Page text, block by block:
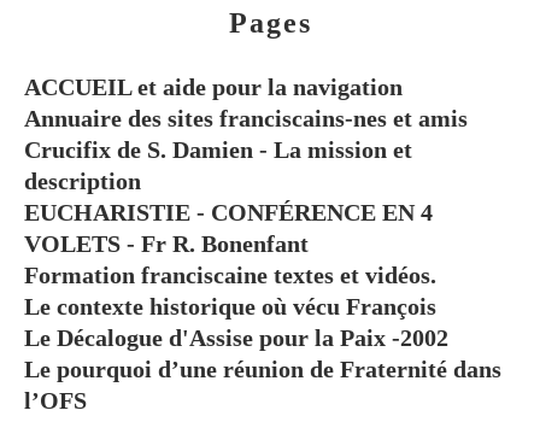
Pages
ACCUEIL et aide pour la navigation
Annuaire des sites franciscains-nes et amis
Crucifix de S. Damien - La mission et
description
EUCHARISTIE - CONFÉRENCE EN 4
VOLETS - Fr R. Bonenfant
Formation franciscaine textes et vidéos.
Le contexte historique où vécu François
Le Décalogue d'Assise pour la Paix -2002
Le pourquoi d’une réunion de Fraternité dans
l’OFS